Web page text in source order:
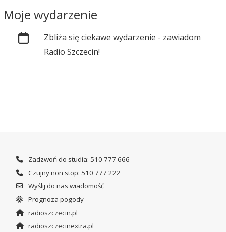
Moje wydarzenie
Zbliża się ciekawe wydarzenie - zawiadom
Radio Szczecin!
Zadzwoń do studia: 510 777 666
Czujny non stop: 510 777 222
Wyślij do nas wiadomość
Prognoza pogody
radioszczecin.pl
radioszczecinextra.pl